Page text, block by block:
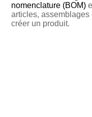
nomenclature (BOM)
articles,
créer un produit.